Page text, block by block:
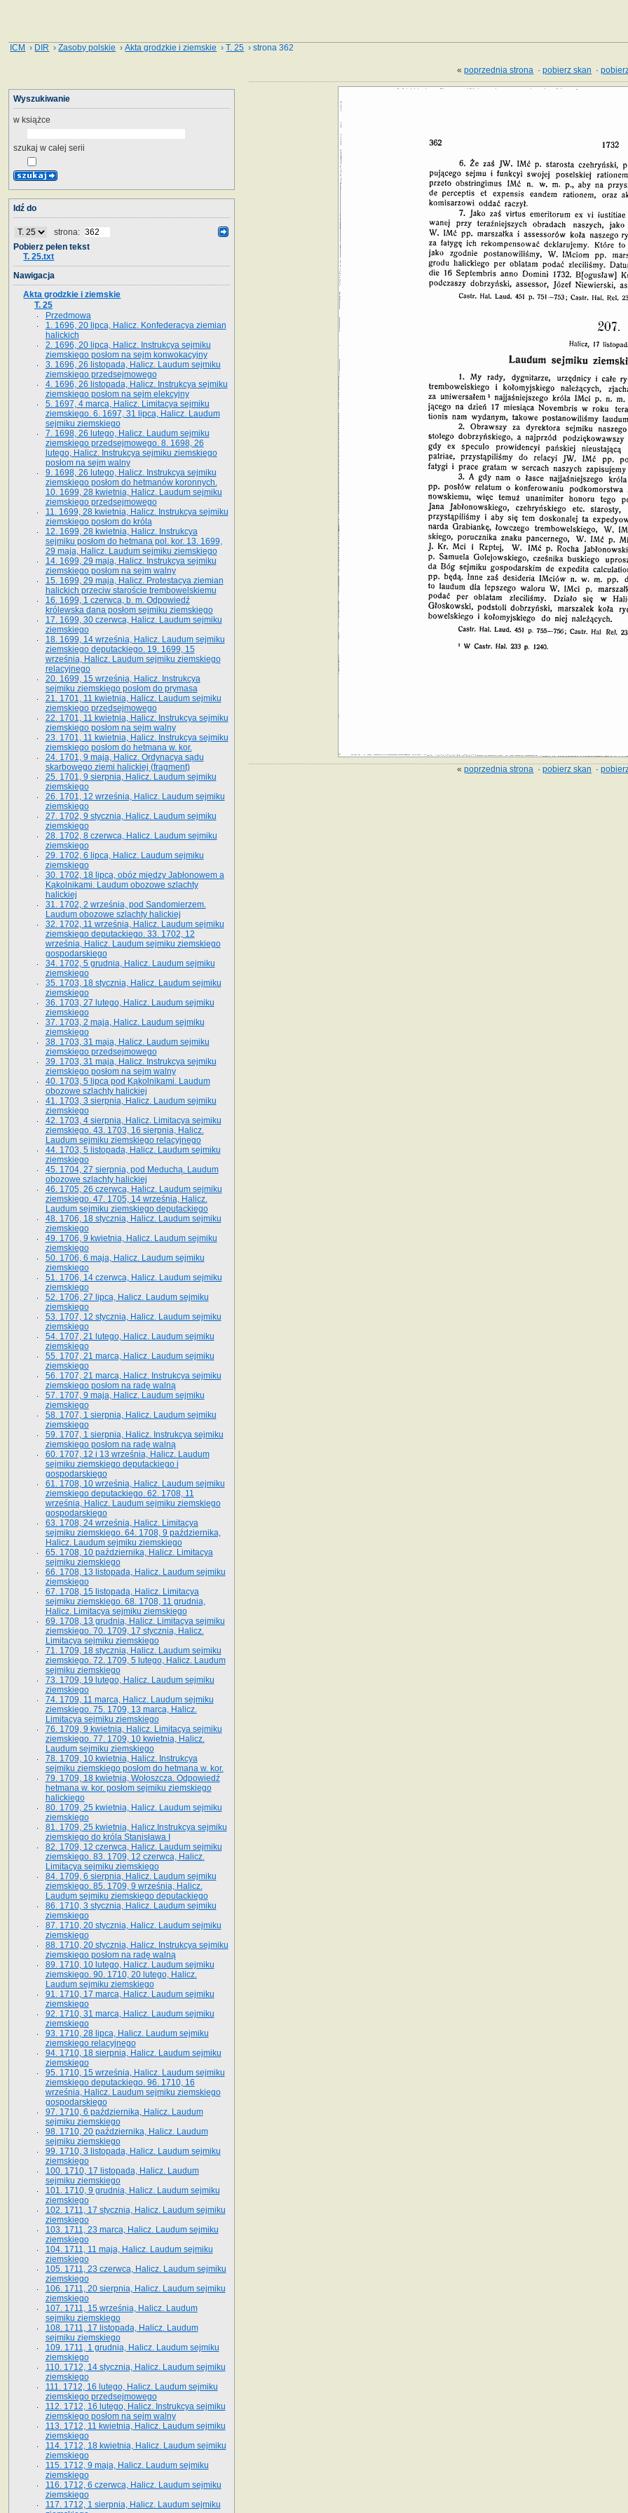
ICM › DIR ›Zasoby polskie ›Akta grodzkie i ziemskie ›T. 25 › strona 362
«poprzednia strona ·pobierz skan ·
«poprzednia strona ·pobierz skan ·
Wyszukiwanie
w książce
szukaj w całej serii
Idź do
strona:
Pobierz pełen tekst
T. 25.txt
Nawigacja
Akta grodzkie i ziemskie
T. 25
Przedmowa
1. 1696, 20 lipca, Halicz. Konfederacya ziemian
halickich
2. 1696, 20 lipca, Halicz. Instrukcya sejmiku
ziemskiego posłom na sejm konwokacyjny
3. 1696, 26 listopada, Halicz. Laudum sejmiku
ziemskiego przedsejmowego
4. 1696, 26 listopada, Halicz. Instrukcya sejmiku
ziemskiego posłom na sejm elekcyjny
5. 1697, 4 marca, Halicz. Limitacya sejmiku
ziemskiego. 6. 1697, 31 lipca, Halicz. Laudum
sejmiku ziemskiego
7. 1698, 26 lutego, Halicz. Laudum sejmiku
ziemskiego przedsejmowego. 8. 1698, 26
lutego, Halicz. Instrukcya sejmiku ziemskiego
posłom na sejm walny
9. 1698, 26 lutego, Halicz. Instrukcya sejmiku
ziemskiego posłom do hetmanów koronnych.
10. 1699, 28 kwietnia, Halicz. Laudum sejmiku
ziemskiego przedsejmowego
11. 1699, 28 kwietnia, Halicz. Instrukcya sejmiku
ziemskiego posłom do króla
12. 1699, 28 kwietnia, Halicz. Instrukcya
sejmiku posłom do hetmana pol. kor. 13. 1699,
29 maja, Halicz. Laudum sejmiku ziemskiego
14. 1699, 29 maja, Halicz. Instrukcya sejmiku
ziemskiego posłom na sejm walny
15. 1699, 29 maja, Halicz. Protestacya ziemian
halickich przeciw staroście trembowelskiemu
16. 1699, 1 czerwca, b. m. Odpowiedź
królewska dana posłom sejmiku ziemskiego
17. 1699, 30 czerwca, Halicz. Laudum sejmiku
ziemskiego
18. 1699, 14 września, Halicz. Laudum sejmiku
ziemskiego deputackiego. 19. 1699, 15
września, Halicz. Laudum sejmiku ziemskiego
relacyjnego
20. 1699, 15 września, Halicz. Instrukcya
sejmiku ziemskiego posłom do prymasa
21. 1701, 11 kwietnia, Halicz. Laudum sejmiku
ziemskiego przedsejmowego
22. 1701, 11 kwietnia, Halicz. Instrukcya sejmiku
ziemskiego posłom na sejm walny
23. 1701, 11 kwietnia, Halicz. Instrukcya sejmiku
ziemskiego posłom do hetmana w. kor.
24. 1701, 9 maja, Halicz. Ordynacya sądu
skarbowego ziemi halickiej (fragment)
25. 1701, 9 sierpnia, Halicz. Laudum sejmiku
ziemskiego
26. 1701, 12 września, Halicz. Laudum sejmiku
ziemskiego
27. 1702, 9 stycznia, Halicz. Laudum sejmiku
ziemskiego
28. 1702, 8 czerwca, Halicz. Laudum sejmiku
ziemskiego
29. 1702, 6 lipca, Halicz. Laudum sejmiku
ziemskiego
30. 1702, 18 lipca, obóz między Jabłonowem a
Kąkolnikami. Laudum obozowe szlachty
halickiej
31. 1702, 2 września, pod Sandomierzem.
Laudum obozowe szlachty halickiej
32. 1702, 11 września, Halicz. Laudum sejmiku
ziemskiego deputackiego. 33. 1702, 12
września, Halicz. Laudum sejmiku ziemskiego
gospodarskiego
34. 1702, 5 grudnia, Halicz. Laudum sejmiku
ziemskiego
35. 1703, 18 stycznia, Halicz. Laudum sejmiku
ziemskiego
36. 1703, 27 lutego, Halicz. Laudum sejmiku
ziemskiego
37. 1703, 2 maja, Halicz. Laudum sejmiku
ziemskiego
38. 1703, 31 maja, Halicz. Laudum sejmiku
ziemskiego przedsejmowego
39. 1703, 31 maja, Halicz. Instrukcya sejmiku
ziemskiego posłom na sejm walny
40. 1703, 5 lipca pod Kąkolnikami. Laudum
obozowe szlachty halickiej
41­. 1703, 3 sierpnia, Halicz. Laudum sejmiku
ziemskiego
42. 1703, 4 sierpnia, Halicz. Limitacya sejmiku
ziemskiego. 43. 1703, 16 sierpnia, Halicz.
Laudum sejmiku ziemskiego relacyjnego
44. 1703, 5 listopada, Halicz. Laudum sejmiku
ziemskiego
45. 1704, 27 sierpnia, pod Meduchą. Laudum
obozowe szlachty halickiej
46. 1705, 26 czerwca, Halicz. Laudum sejmiku
ziemskiego. 47. 1705, 14 września, Halicz.
Laudum sejmiku ziemskiego deputackiego
48. 1706, 18 stycznia, Halicz. Laudum sejmiku
ziemskiego
49. 1706, 9 kwietnia, Halicz. Laudum sejmiku
ziemskiego
50. 1706, 6 maja, Halicz. Laudum sejmiku
ziemskiego
51. 1706, 14 czerwca, Halicz. Laudum sejmiku
ziemskiego
52. 1706, 27 lipca, Halicz. Laudum sejmiku
ziemskiego
53. 1707, 12 stycznia, Halicz. Laudum sejmiku
ziemskiego
54. 1707, 21 lutego, Halicz. Laudum sejmiku
ziemskiego
55. 1707, 21 marca, Halicz. Laudum sejmiku
ziemskiego
56. 1707, 21 marca, Halicz. Instrukcya sejmiku
ziemskiego posłom na radę walną
57. 1707, 9 maja, Halicz. Laudum sejmiku
ziemskiego
58. 1707, 1 sierpnia, Halicz. Laudum sejmiku
ziemskiego
59. 1707, 1 sierpnia, Halicz. Instrukcya sejmiku
ziemskiego posłom na radę walną
60. 1707, 12 i 13 września, Halicz. Laudum
sejmiku ziemskiego deputackiego i
gospodarskiego
61. 1708, 10 września, Halicz. Laudum sejmiku
ziemskiego deputackiego. 62. 1708, 11
września, Halicz. Laudum sejmiku ziemskiego
gospodarskiego
63. 1708, 24 września, Halicz. Limitacya
sejmiku ziemskiego. 64. 1708, 9 października,
Halicz. Laudum sejmiku ziemskiego
65­. 1708, 10 października, Halicz. Limitacya
sejmiku ziemskiego
66. 1708, 13 listopada, Halicz. Laudum sejmiku
ziemskiego
67. 1708, 15 listopada, Halicz. Limitacya
sejmiku ziemskiego. 68. 1708, 11 grudnia,
Halicz. Limitacya sejmiku ziemskiego
69. 1708, 13 grudnia, Halicz. Limitacya sejmiku
ziemskiego. 70. 1709, 17 stycznia, Halicz.
Limitacya sejmiku ziemskiego
71. 1709, 18 stycznia, Halicz. Laudum sejmiku
ziemskiego. 72. 1709, 5 lutego, Halicz. Laudum
sejmiku ziemskiego
73. 1709, 19 lutego, Halicz. Laudum sejmiku
ziemskiego
74. 1709, 11 marca, Halicz. Laudum sejmiku
ziemskiego. 75. 1709, 13 marca, Halicz.
Limitacya sejmiku ziemskiego
76. 1709, 9 kwietnia, Halicz. Limitacya sejmiku
ziemskiego. 77. 1709, 10 kwietnia, Halicz.
Laudum sejmiku ziemskiego
78. 1709, 10 kwietnia, Halicz. Instrukcya
sejmiku ziemskiego posłom do hetmana w. kor.
79. 1709, 18 kwietnia, Wołoszcza. Odpowiedź
hetmana w. kor. posłom sejmiku ziemskiego
halickiego
80. 1709, 25 kwietnia, Halicz. Laudum sejmiku
ziemskiego
81. 1709, 25 kwietnia, Halicz.Instrukcya sejmiku
ziemskiego do króla Stanisława I
82. 1709, 12 czerwca, Halicz. Laudum sejmiku
ziemskiego. 83. 1709, 12 czerwca, Halicz.
Limitacya sejmiku ziemskiego
84. 1709, 6 sierpnia, Halicz. Laudum sejmiku
ziemskiego. 85. 1709, 9 września, Halicz.
Laudum sejmiku ziemskiego deputackiego
86. 1710, 3 stycznia, Halicz. Laudum sejmiku
ziemskiego
87. 1710, 20 stycznia, Halicz. Laudum sejmiku
ziemskiego
88. 1710, 20 stycznia, Halicz. Instrukcya sejmiku
ziemskiego posłom na radę walną
89. 1710, 10 lutego, Halicz. Laudum sejmiku
ziemskiego. 90. 1710, 20 lutego, Halicz.
Laudum sejmiku ziemskiego
91. 1710, 17 marca, Halicz. Laudum sejmiku
ziemskiego
92. 1710, 31 marca, Halicz. Laudum sejmiku
ziemskiego
93. 1710, 28 lipca, Halicz. Laudum sejmiku
ziemskiego relacyjnego
94. 1710, 18 sierpnia, Halicz. Laudum sejmiku
ziemskiego
95. 1710, 15 września, Halicz. Laudum sejmiku
ziemskiego deputackiego. 96. 1710, 16
września, Halicz. Laudum sejmiku ziemskiego
gospodarskiego
97. 1710, 6 października, Halicz. Laudum
sejmiku ziemskiego
98. 1710, 20 października, Halicz. Laudum
sejmiku ziemskiego
99. 1710, 3 listopada, Halicz. Laudum sejmiku
ziemskiego
100. 1710, 17 listopada, Halicz. Laudum
sejmiku ziemskiego
101. 1710, 9 grudnia, Halicz. Laudum sejmiku
ziemskiego
102. 1711, 17 stycznia, Halicz. Laudum sejmiku
ziemskiego
103. 1711, 23 marca, Halicz. Laudum sejmiku
ziemskiego
104. 1711, 11 maja, Halicz. Laudum sejmiku
ziemskiego
105. 1711, 23 czerwca, Halicz. Laudum sejmiku
ziemskiego
106. 1711, 20 sierpnia, Halicz. Laudum sejmiku
ziemskiego
107. 1711, 15 września, Halicz. Laudum
sejmiku ziemskiego
108. 1711, 17 listopada, Halicz. Laudum
sejmiku ziemskiego
109. 1711, 1 grudnia, Halicz. Laudum sejmiku
ziemskiego
110. 1712, 14 stycznia, Halicz. Laudum sejmiku
ziemskiego
111. 1712, 16 lutego, Halicz. Laudum sejmiku
ziemskiego przedsejmowego
112. 1712, 16 lutego, Halicz. Instrukcya sejmiku
ziemskiego posłom na sejm walny
113. 1712, 11 kwietnia, Halicz. Laudum sejmiku
ziemskiego
114. 1712, 18 kwietnia, Halicz. Laudum sejmiku
ziemskiego
115. 1712, 9 maja, Halicz. Laudum sejmiku
ziemskiego
116. 1712, 6 czerwca, Halicz. Laudum sejmiku
ziemskiego
117. 1712, 1 sierpnia, Halicz. Laudum sejmiku